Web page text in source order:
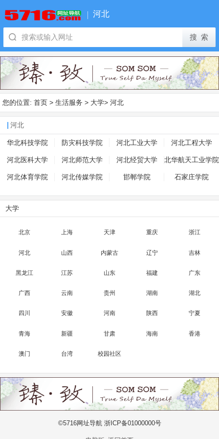
河北
您的位置: 首页 > 生活服务 > 大学> 河北
河北
华北科技学院 防灾科技学院 河北工业大学 河北工程大学
河北医科大学 河北师范大学 河北经贸大学 北华航天工业学院
河北体育学院 河北传媒学院 邯郸学院 石家庄学院
大学
北京 上海 天津 重庆 浙江
河北 山西 内蒙古 辽宁 吉林
黑龙江 江苏 山东 福建 广东
广西 云南 贵州 湖南 湖北
四川 安徽 河南 陕西 宁夏
青海 新疆 甘肃 海南 香港
澳门 台湾 校园社区
©5716网址导航 浙ICP备01000000号